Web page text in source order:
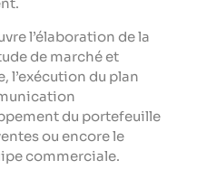
l’élaboration de la
de marché et
l’exécution du plan
du portefeuille
ou encore le
commerciale.